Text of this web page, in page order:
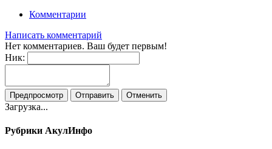
Комментарии
Написать комментарий
Нет комментариев. Ваш будет первым!
Ник:
Загрузка...
Рубрики АкулИнфо